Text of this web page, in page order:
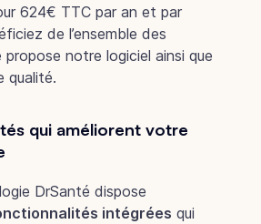
624€ TTC par an et par
de l’ensemble des
notre logiciel ainsi que
qualité.
qui améliorent votre
DrSanté dispose
intégrées qui